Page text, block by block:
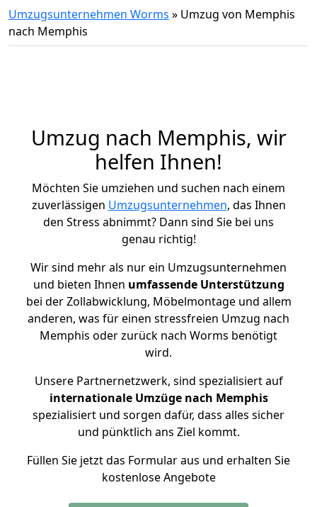
Umzugsunternehmen Worms » Umzug von Memphis
nach Memphis
Umzug nach Memphis, wir
helfen Ihnen!
Möchten Sie umziehen und suchen nach einem
zuverlässigen Umzugsunternehmen, das Ihnen
den Stress abnimmt? Dann sind Sie bei uns
genau richtig!
Wir sind mehr als nur ein Umzugsunternehmen
und bieten Ihnen umfassende Unterstützung
bei der Zollabwicklung, Möbelmontage und allem
anderen, was für einen stressfreien Umzug nach
Memphis oder zurück nach Worms benötigt
wird.
Unsere Partnernetzwerk, sind spezialisiert auf
internationale Umzüge nach Memphis
spezialisiert und sorgen dafür, dass alles sicher
und pünktlich ans Ziel kommt.
Füllen Sie jetzt das Formular aus und erhalten Sie
kostenlose Angebote